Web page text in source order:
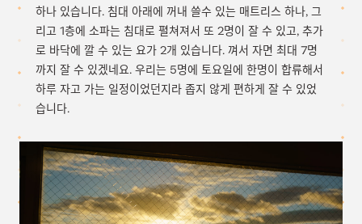
하나 있습니다. 침대 아래에 꺼내 쓸수 있는 매트리스 하나, 그
리고 1층에 소파는 침대로 펼쳐져서 또 2명이 잘 수 있고, 추가
로 바닥에 깔 수 있는 요가 2개 있습니다. 껴서 자면 최대 7명
까지 잘 수 있겠네요. 우리는 5명에 토요일에 한명이 합류해서
하루 자고 가는 일정이었던지라 좁지 않게 편하게 잘 수 있었
습니다.